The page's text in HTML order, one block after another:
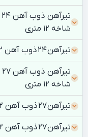
شاخه 12 متری
تیرآهن 24 ذوب آهن 12 متری IPE کارخانه
شاخه 12 متری
تیرآهن 27 ذوب آهن 12 متری IPE کارخانه
تیرآهن 27 ذوب آهن 12 متری IPE تهران